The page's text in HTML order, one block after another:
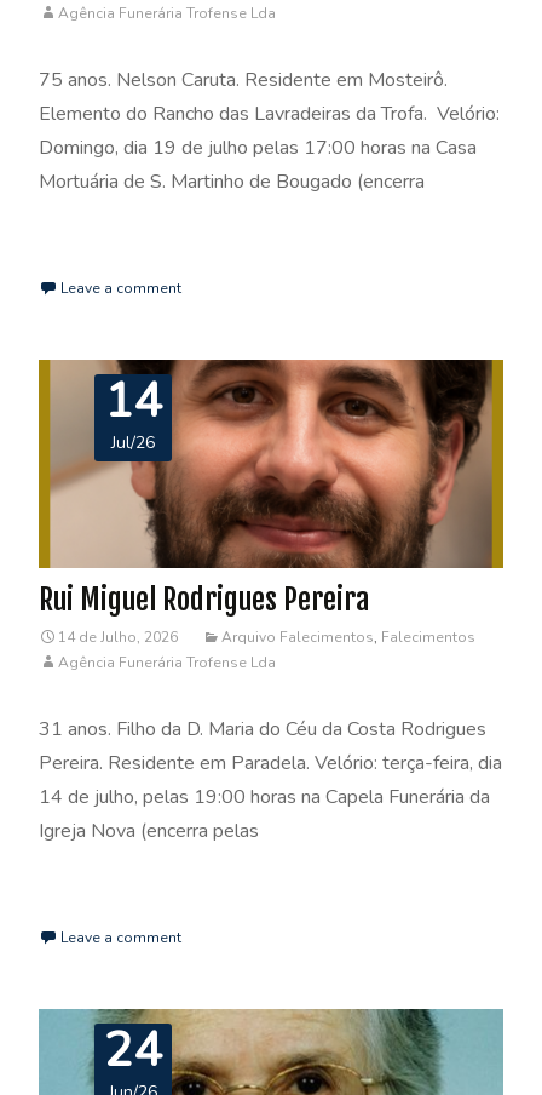
Agência Funerária Trofense Lda
75 anos. Nelson Caruta. Residente em Mosteirô.
Elemento do Rancho das Lavradeiras da Trofa. Velório:
Domingo, dia 19 de julho pelas 17:00 horas na Casa
Mortuária de S. Martinho de Bougado (encerra
Leave a comment
14
Jul/26
Rui Miguel Rodrigues Pereira
14 de Julho, 2026 Arquivo Falecimentos, Falecimentos
Agência Funerária Trofense Lda
31 anos. Filho da D. Maria do Céu da Costa Rodrigues
Pereira. Residente em Paradela. Velório: terça-feira, dia
14 de julho, pelas 19:00 horas na Capela Funerária da
Igreja Nova (encerra pelas
Leave a comment
24